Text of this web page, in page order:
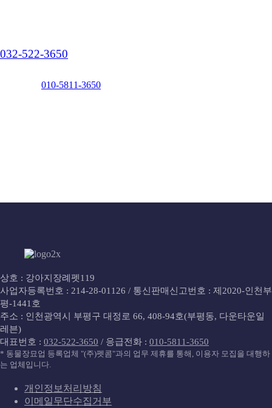
032-522-3650
010-5811-3650
상호 : 강아지장례펫119
사업자등록번호 : 214-28-01126 / 통신판매신고번호 : 제2020-인천부
평-1441호
주소 : 인천광역시 부평구 대정로 66, 408-94호(부평동, 다운타운일
레븐)
대표번호 : 032-522-3650 / 응급전화 : 010-5811-3650
* 동물장묘업 등록업체 "(주)펫콤"과의 업무 제휴를 통해, 이용자 모집을 대행하
는 업체입니다.
개인정보처리방침
이메일무단수집거부